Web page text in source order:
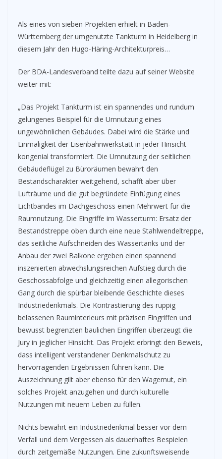
Als eines von sieben Projekten erhielt in Baden-
Württemberg der umgenutzte Tankturm in Heidelberg in
diesem Jahr den Hugo-Häring-Architekturpreis…
Der BDA-Landesverband teilte dazu auf seiner Website
weiter mit:
„Das Projekt Tankturm ist ein spannendes und rundum
gelungenes Beispiel für die Umnutzung eines
ungewöhnlichen Gebäudes. Dabei wird die Stärke und
Einmaligkeit der Eisenbahnwerkstatt in jeder Hinsicht
kongenial transformiert. Die Umnutzung der seitlichen
Gebäudeflügel zu Büroräumen bewahrt den
Bestandscharakter weitgehend, schafft aber über
Lufträume und die gut begründete Einfügung eines
Lichtbandes im Dachgeschoss einen Mehrwert für die
Raumnutzung. Die Eingriffe im Wasserturm: Ersatz der
Bestandstreppe oben durch eine neue Stahlwendeltreppe,
das seitliche Aufschneiden des Wassertanks und der
Anbau der zwei Balkone ergeben einen spannend
inszenierten abwechslungsreichen Aufstieg durch die
Geschossabfolge und gleichzeitig einen allegorischen
Gang durch die spürbar bleibende Geschichte dieses
Industriedenkmals. Die Kontrastierung des ruppig
belassenen Rauminterieurs mit präzisen Eingriffen und
bewusst begrenzten baulichen Eingriffen überzeugt die
Jury in jeglicher Hinsicht. Das Projekt erbringt den Beweis,
dass intelligent verstandener Denkmalschutz zu
hervorragenden Ergebnissen führen kann. Die
Auszeichnung gilt aber ebenso für den Wagemut, ein
solches Projekt anzugehen und durch kulturelle
Nutzungen mit neuem Leben zu füllen.
Nichts bewahrt ein Industriedenkmal besser vor dem
Verfall und dem Vergessen als dauerhaftes Bespielen
durch zeitgemäße Nutzungen. Eine zukunftsweisende